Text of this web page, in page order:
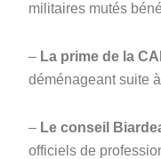
militaires mutés
– La prime de la
déménageant suite
– Le conseil
officiels de